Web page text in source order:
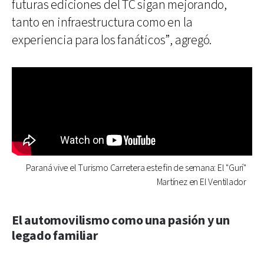
futuras ediciones del TC sigan mejorando,
tanto en infraestructura como en la
experiencia para los fanáticos”, agregó.
Paraná vive el Turismo Carretera este fin de semana: El "Gurí"
Martínez en El Ventilador
El automovilismo como una pasión y un
legado familiar